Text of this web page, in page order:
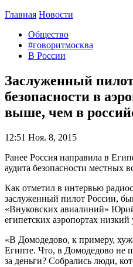
Главная Новости
Общество
#говоритмосква
В России
Заслуженный
безопасности в
выше, чем в
12:51 Ноя. 8, 2015
Ранее Россия направила в
аудита безопасности местных
Как отметил в интервью
заслуженный пилот России,
«Внуковских авиалиний»
египетских аэропортах низкий
«В Домодедово, к примеру,
Египте. Что, в Домодедово не
за деньги? Собрались люди,